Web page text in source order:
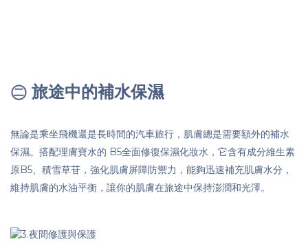
㊁ 旅途中的補水保濕
無論是乘坐飛機還是長時間的汽車旅行，肌膚總是需要額外的補水
保濕。搭配理膚寶水的 B5全面修復保濕化妝水，它含有成分維生素
原B5、積雪草苷，強化肌膚屏障防禦力，能夠迅速補充肌膚水分，
維持肌膚的水油平衡，讓你的肌膚在旅途中保持澎潤和光澤。